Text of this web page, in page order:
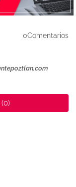
0Comentarios